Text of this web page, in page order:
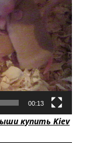
00:13
купить Kiev